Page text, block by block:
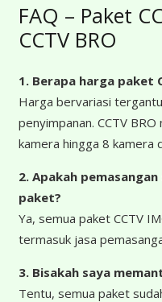
FAQ – Paket
CCTV BRO
1. Berapa harga paket
Harga bervariasi
penyimpanan. CCTV
kamera hingga 8 kamera
2. Apakah
paket?
Ya, semua paket CCTV
termasuk jasa
3. Bisakah saya
Tentu, semua paket